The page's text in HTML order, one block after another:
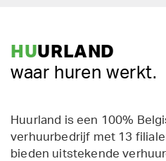
HUURLAND
waar huren werkt.
Huurland is een 100%
verhuurbedrijf met 13
bieden uitstekende